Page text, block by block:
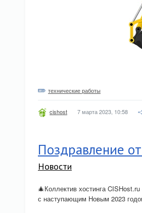
технические работы
cishost 7 марта 2023, 10:58
Поздравление
Новости
🎄Коллектив хостинга
с наступающим Новым 2023